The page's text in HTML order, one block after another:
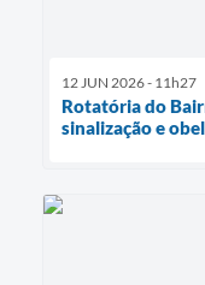
12 JUN 2026 - 11h27
Rotatória do
sinalização e